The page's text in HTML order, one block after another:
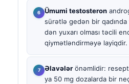
Ümumi testosteron
sürətlə gedən bir
dən yuxarı olması təcili
qiymətləndirməyə layiqdir.
Əlavələr önəmlidir:
ya 50 mg dozalarda bir